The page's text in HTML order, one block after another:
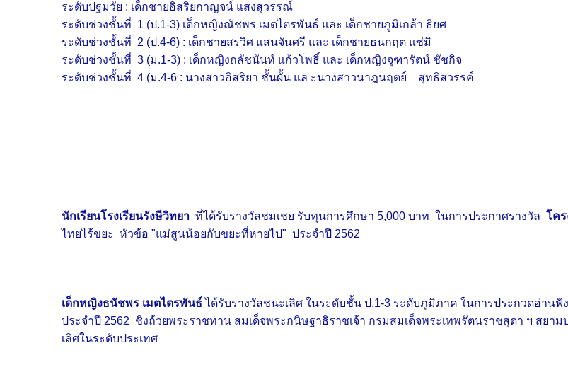
ระดับปฐมวัย : เด็กชายอิสริยกาญจน์ แสงสุวรรณ์
ระดับช่วงชั้นที่ 1 (ป.1-3) เด็กหญิงณัชพร เมตไตรพันธ์ และ เด็กชายภูมิเกล้า ธิยศ
ระดับช่วงชั้นที่ 2 (ป.4-6) : เด็กชายสรวิศ แสนจันศรี และ เด็กชายธนกฤต แซ่มิ
ระดับช่วงชั้นที่ 3 (ม.1-3) : เด็กหญิงถลัชนันท์ แก้วโพธิ์ และ เด็กหญิงจุฑารัตน์ ชัชกิจ
ระดับช่วงชั้นที่ 4 (ม.4-6 : นางสาวอิสริยา ชั้นผั้น แล ะนางสาวนาฎนฤตย์ สุทธิสวรรค์
นักเรียนโรงเรียนรังษีวิทยา ที่ได้รับรางวัลชมเชย รับทุนการศึกษา 5,000 บาท ในการประกาศรางวัล โคร
ไทยไร้ขยะ หัวข้อ "แม่สูนน้อยกับขยะที่หายไป" ประจำปี 2562
เด็กหญิงธนัชพร เมตไตรพันธ์ ได้รับรางวัลชนะเลิศ ในระดับชั้น ป.1-3 ระดับภูมิภาค ในการประกวดอ่าน
ประจำปี 2562 ชิงถ้วยพระราชทาน สมเด็จพระกนิษฐาธิราชเจ้า กรมสมเด็จพระเทพรัตนราชสุดา ฯ สย
เลิศในระดับประเทศ